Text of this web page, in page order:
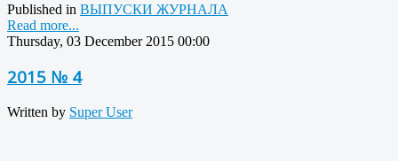
Published in ВЫПУСКИ ЖУРНАЛА
Read more...
Thursday, 03 December 2015 00:00
2015 № 4
Written by Super User